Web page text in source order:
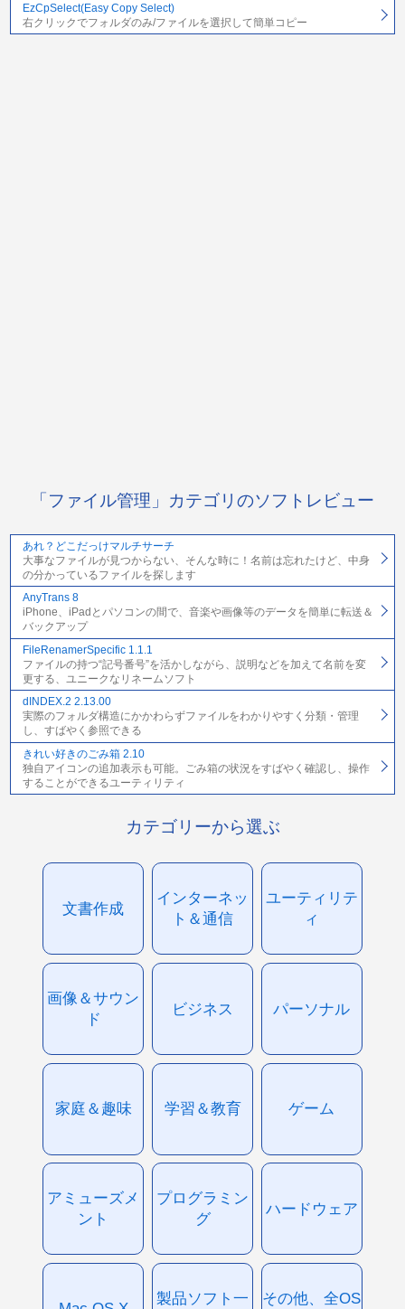
EzCpSelect(Easy Copy Select)
右クリックでフォルダのみ/ファイルを選択して簡単コピー
「ファイル管理」カテゴリのソフトレビュー
あれ？どこだっけマルチサーチ
大事なファイルが見つからない、そんな時に！名前は忘れたけど、中身
の分かっているファイルを探します
AnyTrans 8
iPhone、iPadとパソコンの間で、音楽や画像等のデータを簡単に転送＆
バックアップ
FileRenamerSpecific 1.1.1
ファイルの持つ“記号番号”を活かしながら、説明などを加えて名前を変
更する、ユニークなリネームソフト
dINDEX.2 2.13.00
実際のフォルダ構造にかかわらずファイルをわかりやすく分類・管理
し、すばやく参照できる
きれい好きのごみ箱 2.10
独自アイコンの追加表示も可能。ごみ箱の状況をすばやく確認し、操作
することができるユーティリティ
カテゴリーから選ぶ
文書作成
インターネッ
ト＆通信
ユーティリテ
ィ
画像＆サウン
ド
ビジネス パーソナル
家庭＆趣味 学習＆教育 ゲーム
アミューズメ
ント
プログラミン
グ
ハードウェア
製品ソフト一
その他、全OS